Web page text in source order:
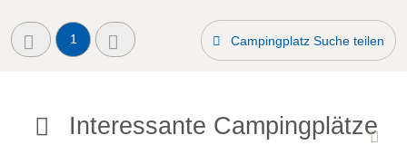
1 Campingplatz Suche teilen
Interessante Campingplätze